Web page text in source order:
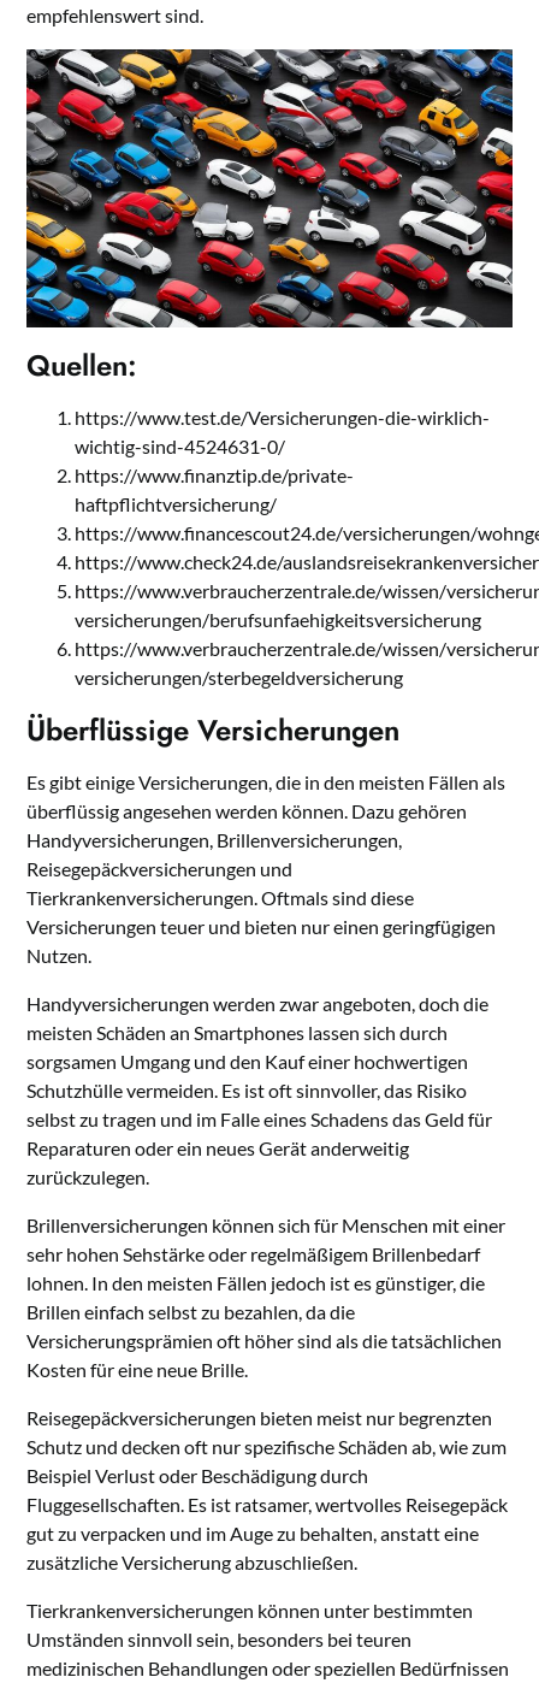
empfehlenswert sind.
Quellen:
https://www.test.de/Versicherungen-die-wirklich-
wichtig-sind-4524631-0/
https://www.finanztip.de/private-
haftpflichtversicherung/
https://www.financescout24.de/versicherungen/
https://www.check24.de/
https://www.verbraucherzentrale.de/wissen/
versicherungen/berufsunfaehigkeitsversicherung
https://www.verbraucherzentrale.de/wissen/
versicherungen/sterbegeldversicherung
Überflüssige Versicherungen
Es gibt einige Versicherungen, die in den meisten Fällen als
überflüssig angesehen werden können. Dazu gehören
Handyversicherungen, Brillenversicherungen,
Reisegepäckversicherungen und
Tierkrankenversicherungen. Oftmals sind diese
Versicherungen teuer und bieten nur einen geringfügigen
Nutzen.
Handyversicherungen werden zwar angeboten, doch die
meisten Schäden an Smartphones lassen sich durch
sorgsamen Umgang und den Kauf einer hochwertigen
Schutzhülle vermeiden. Es ist oft sinnvoller, das Risiko
selbst zu tragen und im Falle eines Schadens das Geld für
Reparaturen oder ein neues Gerät anderweitig
zurückzulegen.
Brillenversicherungen können sich für Menschen mit einer
sehr hohen Sehstärke oder regelmäßigem Brillenbedarf
lohnen. In den meisten Fällen jedoch ist es günstiger, die
Brillen einfach selbst zu bezahlen, da die
Versicherungsprämien oft höher sind als die tatsächlichen
Kosten für eine neue Brille.
Reisegepäckversicherungen bieten meist nur begrenzten
Schutz und decken oft nur spezifische Schäden ab, wie zum
Beispiel Verlust oder Beschädigung durch
Fluggesellschaften. Es ist ratsamer, wertvolles Reisegepäck
gut zu verpacken und im Auge zu behalten, anstatt eine
zusätzliche Versicherung abzuschließen.
Tierkrankenversicherungen können unter bestimmten
Umständen sinnvoll sein, besonders bei teuren
medizinischen Behandlungen oder speziellen Bedürfnissen